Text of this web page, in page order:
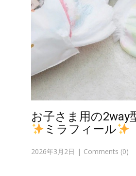
お子さま用の2way
ミラフィール
2026年3月2日 Comments (0)